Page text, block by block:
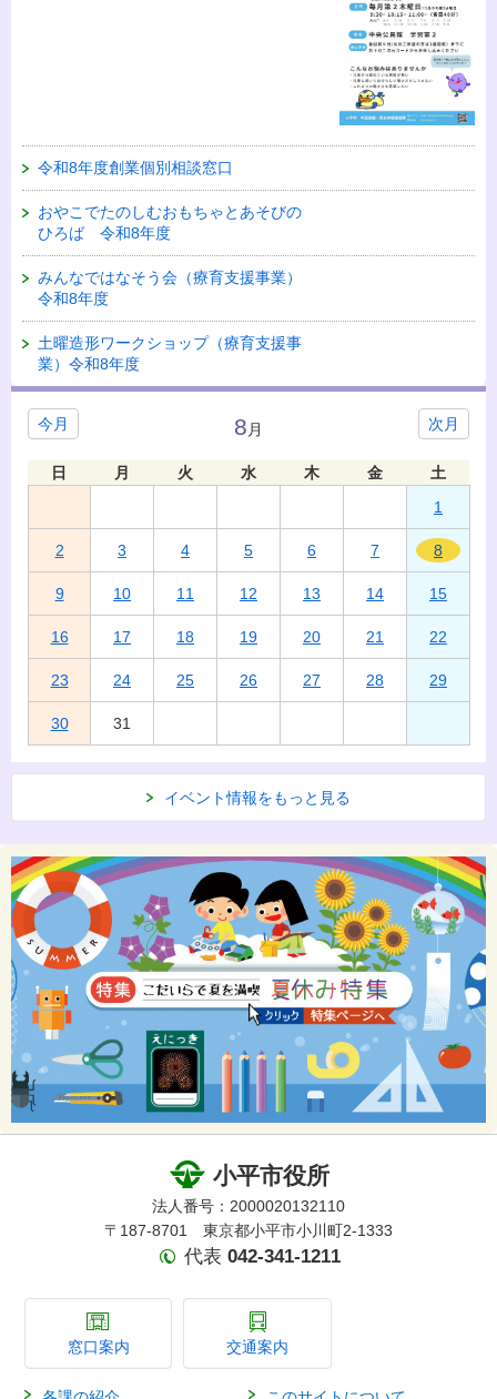
令和8年度創業個別相談窓口
おやこでたのしむおもちゃとあそびの
ひろば 令和8年度
みんなではなそう会（療育支援事業）
令和8年度
土曜造形ワークショップ（療育支援事
業）令和8年度
今月 次月
8月
日 月 火 水 木 金
土
1
2 3 4 5 6 7 8
9 10 11 12 13 14 15
16 17 18 19 20 21 22
23 24 25 26 27 28 29
30 31
イベント情報をもっと見る
小平市役所
法人番号：2000020132110
〒187-8701 東京都小平市小川町2-1333
代表 042-341-1211
窓口案内 交通案内